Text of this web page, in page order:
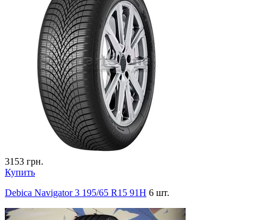
3153 грн.
Купить
Debica Navigator 3 195/65 R15 91H 6 шт.